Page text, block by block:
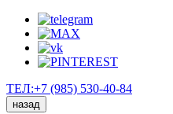
ТЕЛ:+7 (985) 530-40-84
назад